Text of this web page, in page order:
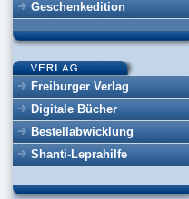
Geschenkedition
Freiburger Verlag
Digitale Bücher
Bestellabwicklung
Shanti-Leprahilfe